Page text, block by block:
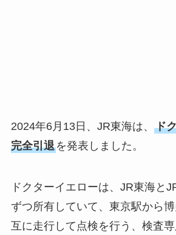
2024年6月13日、JR東海は、 ド
完全引退を発表しました。
ドクターイエローは、JR東海と
ずつ所有していて、東京駅から
互に走行して点検を行う、検査専